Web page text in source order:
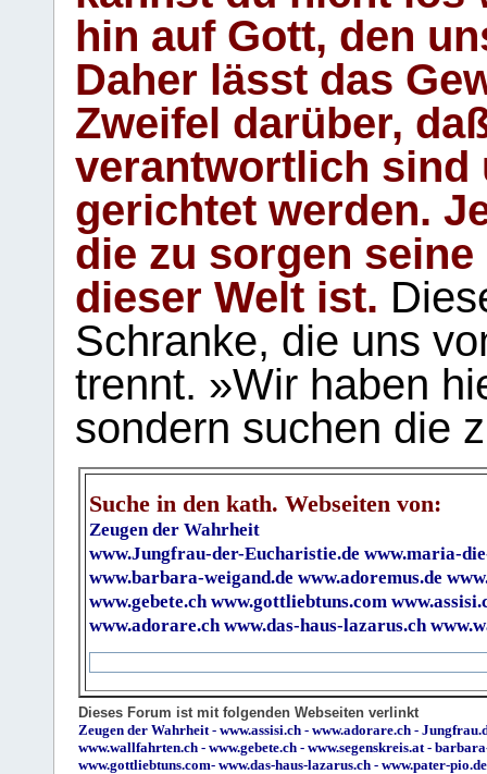
hin auf Gott, den
Daher lässt das
Zweifel darüber,
verantwortlich sind
gerichtet werden.
die zu sorgen
dieser Welt ist.
Schranke, die uns
trennt. »Wir haben
sondern suchen die
Suche in den kath. Webseiten von:
Zeugen der Wahrheit
www.Jungfrau-der-Eucharistie.de www.maria-
www.barbara-weigand.de www.adoremus.de
www.gebete.ch www.gottliebtuns.com
www.adorare.ch www.das-haus-lazarus.ch
Dieses Forum ist mit folgenden Webseiten verlinkt
Zeugen der Wahrheit - www.assisi.ch - www.adorare.ch -
www.wallfahrten.ch - www.gebete.ch - www.segenskreis.at -
www.gottliebtuns.com- www.das-haus-lazarus.ch - www.pater-pio.de